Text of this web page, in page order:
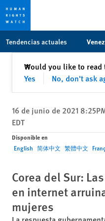
content
Tendencias actuales
Would you like to
Yes
No, don't ask
✕Cerrar
16 de junio de 2021
EDT
Disponible en
English 简体中文 繁體中文
Corea del Sur:
en internet
mujeres